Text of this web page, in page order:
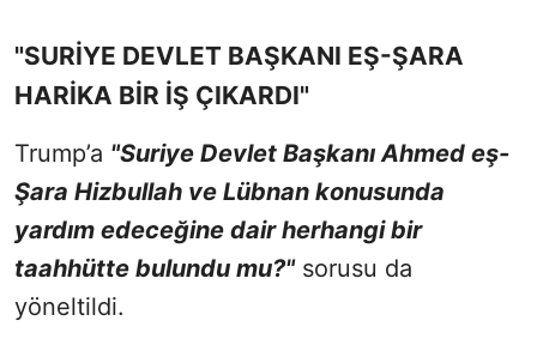
"SURİYE DEVLET BAŞKANI EŞ-ŞARA
HARİKA BİR İŞ ÇIKARDI"
Trump’a "Suriye Devlet Başkanı Ahmed eş-
Şara Hizbullah ve Lübnan konusunda
yardım edeceğine dair herhangi bir
taahhütte bulundu mu?"sorusu da
yöneltildi.